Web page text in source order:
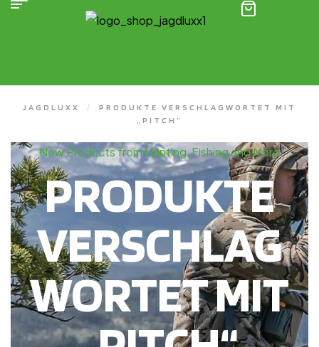
JAGDLUXX /
PRODUKTE VERSCHLAGWORTET MIT
„PITCH“
New Products from Hunting, Fishing and More
PRODUKTE
VERSCHLAG
WORTET MIT